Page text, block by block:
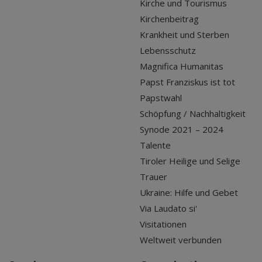
Kirche und Tourismus
Kirchenbeitrag
Krankheit und Sterben
Lebensschutz
Magnifica Humanitas
Papst Franziskus ist tot
Papstwahl
Schöpfung / Nachhaltigkeit
Synode 2021 – 2024
Talente
Tiroler Heilige und Selige
Trauer
Ukraine: Hilfe und Gebet
Via Laudato si'
Visitationen
Weltweit verbunden